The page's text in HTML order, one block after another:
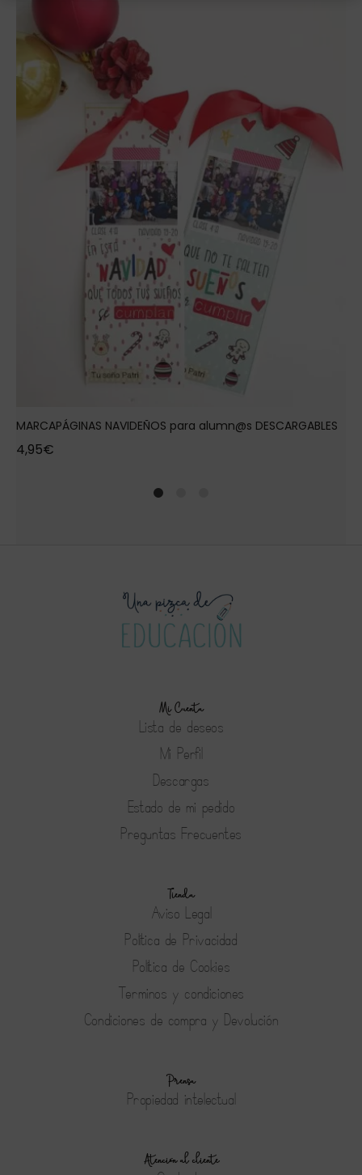
MARCAPÁGINAS NAVIDEÑOS para alumn@s DESCARGABLES
4,95€
Mi Cuenta
Lista de deseos
Mi Perfil
Descargas
Estado de mi pedido
Preguntas Frecuentes
Tienda
Aviso Legal
Política de Privacidad
Política de Cookies
Terminos y condiciones
Condiciones de compra y Devolución
Prensa
Propiedad intelectual
Atención al cliente